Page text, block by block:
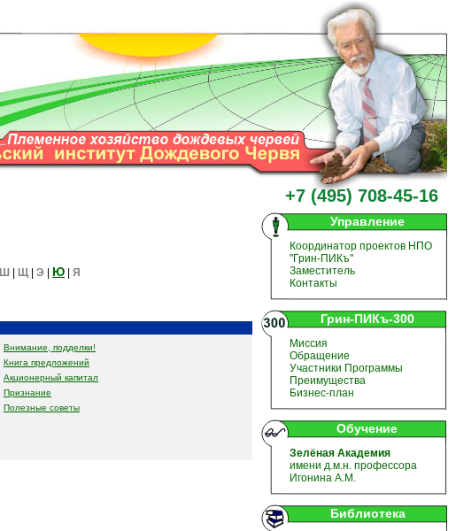
+7 (495) 708-45-16
Ш Щ Э Ю Я
Внимание, подделки!
Книга предложений
Акционерный капитал
Признание
Полезные советы
Управление
Координатор проектов НПО
"Грин-ПИКъ"
Заместитель
Контакты
Грин-ПИКъ-300
Миссия
Обращение
Участники Программы
Преимущества
Бизнес-план
Обучение
Зелёная Академия
имени д.м.н. профессора
Игонина А.М.
Библиотека